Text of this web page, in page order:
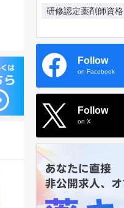
研修認定薬剤師資格
Follow
on Facebook
Follow
on X